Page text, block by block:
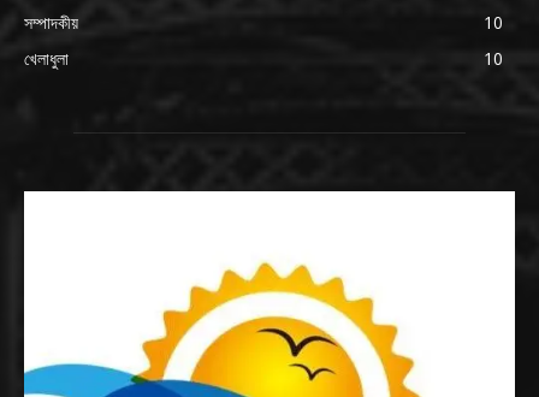
সম্পাদকীয়
10
খেলাধুলা
10